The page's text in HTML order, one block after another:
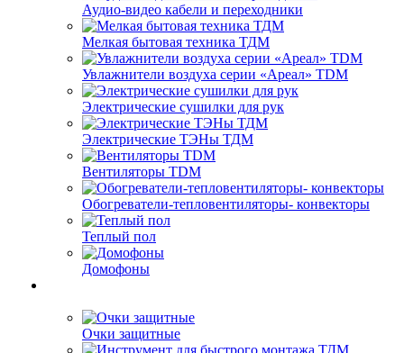
Аудио-видео кабели и переходники
Мелкая бытовая техника ТДМ
Увлажнители воздуха серии «Ареал» TDM
Электрические сушилки для рук
Электрические ТЭНы ТДМ
Вентиляторы TDM
Обогреватели-тепловентиляторы- конвекторы
Теплый пол
Домофоны
Очки защитные